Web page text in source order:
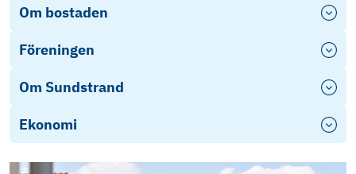
Om bostaden
Föreningen
Om Sundstrand
Ekonomi